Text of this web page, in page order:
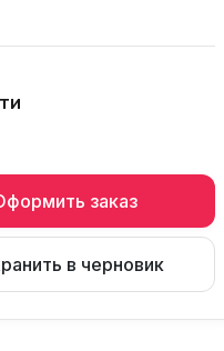
заказ
в черновик